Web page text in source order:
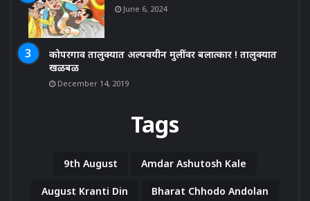
June 6, 2024
कोपरगाव तालुक्यात अल्पवयीन मुलींवर बलात्कार ! तालुक्यात
खळबळ
December 14, 2019
Tags
9th August Amdar Ashutosh Kale
August Kranti Din Bharat Chhodo Andolan